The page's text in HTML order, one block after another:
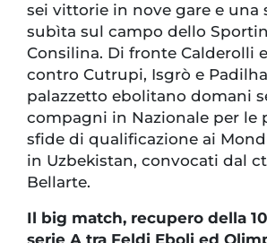
sei vittorie in nove gare e una
subìta sul campo dello
Consilina. Di fronte Calderolli
contro Cutrupi, Isgrò e
palazzetto ebolitano domani
compagni in Nazionale per le
sfide di qualificazione ai
in Uzbekistan, convocati dal
Bellarte.
Il big match, recupero della